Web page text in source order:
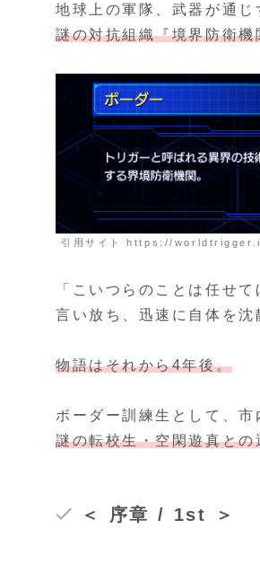
地球上の軍隊、武器が通
謎の対抗組織『境界防衛
引用サイト https://
「こいつらのことは任せ
言い放ち、迅速に自体を沈
物語はそれから4年後。
ボーダー訓練生として、
謎の転校生・空閑遊真と
＜ 序章 / 1st ＞